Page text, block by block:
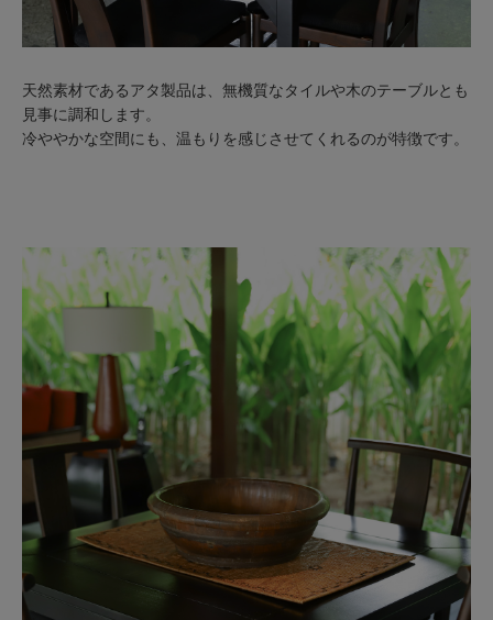
天然素材であるアタ製品は、無機質なタイルや木のテーブルとも
見事に調和します。
冷ややかな空間にも、温もりを感じさせてくれるのが特徴です。